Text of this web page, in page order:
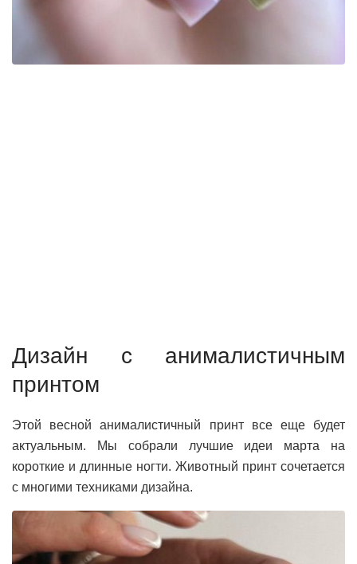
Дизайн с анималистичным
принтом
Этой весной анималистичный принт все еще будет
актуальным. Мы собрали лучшие идеи марта на
короткие и длинные ногти. Животный принт сочетается
с многими техниками дизайна.